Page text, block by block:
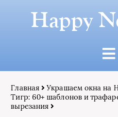
Happy
Главная Украшаем окна на
Тигр: 60+ шаблонов и
вырезания